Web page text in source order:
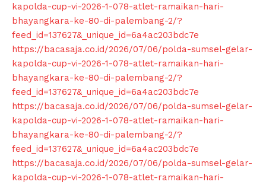
News Week
Magazine PRO
kapolda-cup-vi-2026-1-078-atlet-ramaikan-hari-
bhayangkara-ke-80-di-palembang-2/?
feed_id=137627&_unique_id=6a4ac203bdc7e
https://bacasaja.co.id/2026/07/06/polda-sumsel-gelar-
kapolda-cup-vi-2026-1-078-atlet-ramaikan-hari-
bhayangkara-ke-80-di-palembang-2/?
feed_id=137627&_unique_id=6a4ac203bdc7e
https://bacasaja.co.id/2026/07/06/polda-sumsel-gelar-
kapolda-cup-vi-2026-1-078-atlet-ramaikan-hari-
bhayangkara-ke-80-di-palembang-2/?
feed_id=137627&_unique_id=6a4ac203bdc7e
https://bacasaja.co.id/2026/07/06/polda-sumsel-gelar-
kapolda-cup-vi-2026-1-078-atlet-ramaikan-hari-